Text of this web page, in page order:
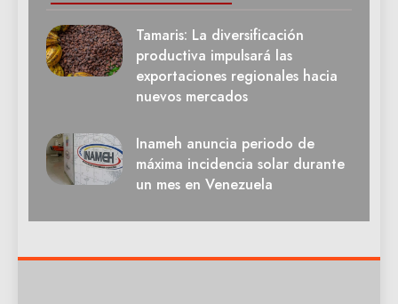
Tamaris: La diversificación
productiva impulsará las
exportaciones regionales hacia
nuevos mercados
Inameh anuncia periodo de
máxima incidencia solar durante
un mes en Venezuela